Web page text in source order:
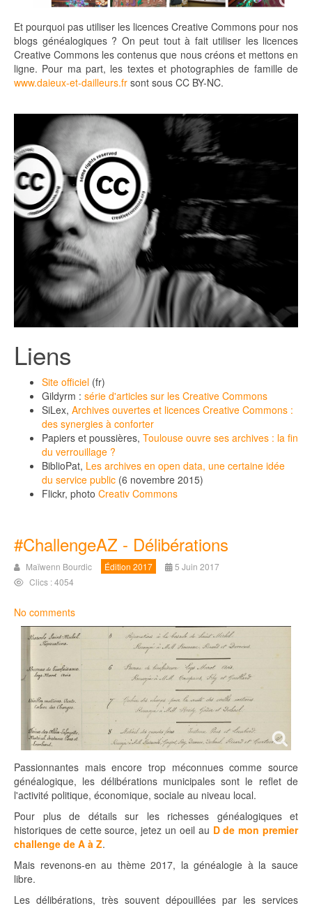
Et pourquoi pas utiliser les licences Creative Commons pour nos
blogs généalogiques ? On peut tout à fait utiliser les licences
Creative Commons les contenus que nous créons et mettons en
ligne. Pour ma part, les textes et photographies de famille de
www.daieux-et-dailleurs.fr sont sous CC BY-NC.
Liens
Site officiel (fr)
Gildyrm : série d'articles sur les Creative Commons
SiLex, Archives ouvertes et licences Creative Commons :
des synergies à conforter
Papiers et poussières, Toulouse ouvre ses archives : la fin
du verrouillage ?
BiblioPat, Les archives en open data, une certaine idée
du service public (6 novembre 2015)
Flickr, photo Creativ Commons
#ChallengeAZ - Délibérations
Maïwenn Bourdic Édition 2017
5 Juin 2017
Clics : 4054
No comments
Passionnantes mais encore trop méconnues comme source
généalogique, les délibérations municipales sont le reflet de
l'activité politique, économique, sociale au niveau local.
Pour plus de détails sur les richesses généalogiques et
historiques de cette source, jetez un oeil au D de mon premier
challenge de A à Z.
Mais revenons-en au thème 2017, la généalogie à la sauce
libre.
Les délibérations, très souvent dépouillées par les services